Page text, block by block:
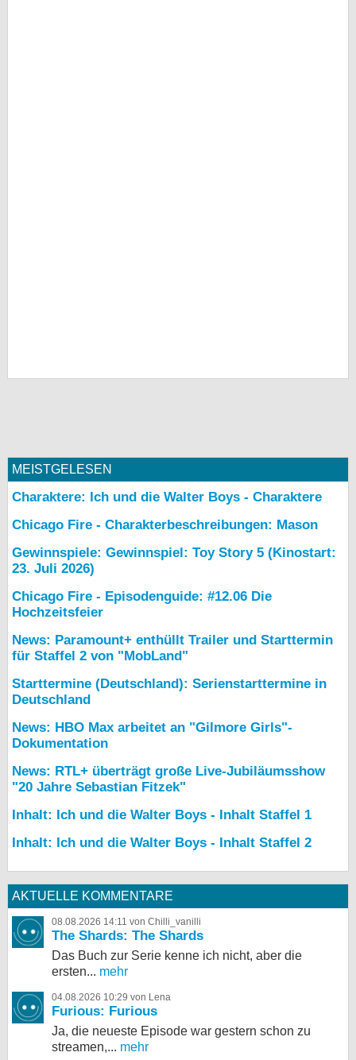
MEISTGELESEN
Charaktere: Ich und die Walter Boys - Charaktere
Chicago Fire - Charakterbeschreibungen: Mason
Gewinnspiele: Gewinnspiel: Toy Story 5 (Kinostart:
23. Juli 2026)
Chicago Fire - Episodenguide: #12.06 Die
Hochzeitsfeier
News: Paramount+ enthüllt Trailer und Starttermin
für Staffel 2 von "MobLand"
Starttermine (Deutschland): Serienstarttermine in
Deutschland
News: HBO Max arbeitet an "Gilmore Girls"-
Dokumentation
News: RTL+ überträgt große Live-Jubiläumsshow
"20 Jahre Sebastian Fitzek"
Inhalt: Ich und die Walter Boys - Inhalt Staffel 1
Inhalt: Ich und die Walter Boys - Inhalt Staffel 2
AKTUELLE KOMMENTARE
08.08.2026 14:11 von Chilli_vanilli
The Shards: The Shards
Das Buch zur Serie kenne ich nicht, aber die
ersten... mehr
04.08.2026 10:29 von Lena
Furious: Furious
Ja, die neueste Episode war gestern schon zu
streamen,... mehr